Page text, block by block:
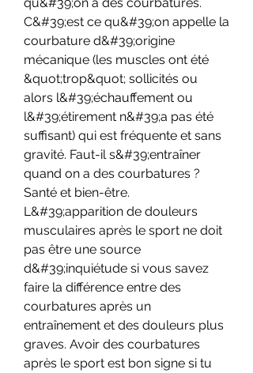
C&#39;est ce qu&#39;on appelle la
courbature d&#39;origine
mécanique (les muscles ont été
&quot;trop&quot; sollicités ou
alors l&#39;échauffement ou
l&#39;étirement n&#39;a pas été
suffisant) qui est fréquente et sans
gravité. Faut-il s&#39;entraîner
quand on a des courbatures ?
Santé et bien-être.
L&#39;apparition de douleurs
musculaires après le sport ne doit
pas être une source
d&#39;inquiétude si vous savez
faire la différence entre des
courbatures après un
entraînement et des douleurs plus
graves. Avoir des courbatures
après le sport est bon signe si tu